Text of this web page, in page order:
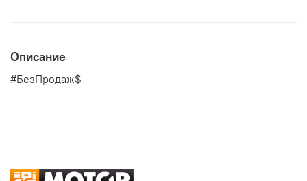
Описание
#БезПродаж$